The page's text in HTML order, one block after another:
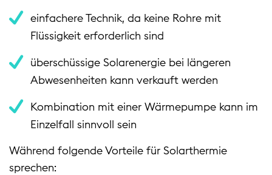
einfachere Technik, da keine Rohre mit
Flüssigkeit erforderlich sind
überschüssige Solarenergie bei längeren
Abwesenheiten kann verkauft werden
Kombination mit einer Wärmepumpe kann im
Einzelfall sinnvoll sein
Während folgende Vorteile für Solarthermie
sprechen: